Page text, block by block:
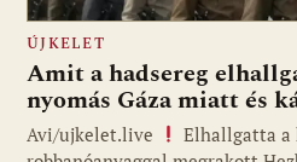
ÚJKELET
Amit a hadsereg
nyomás Gáza miatt és
Avi/ujkelet.live
Elhallgatta a